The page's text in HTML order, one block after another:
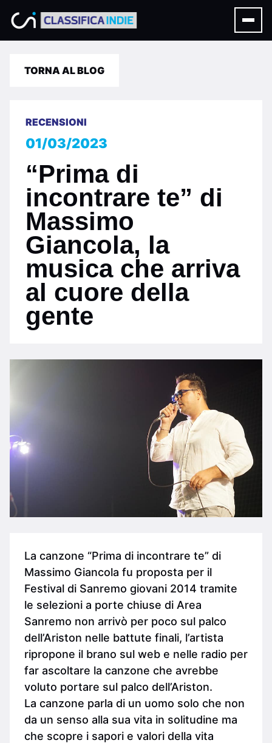
TORNA AL BLOG
RECENSIONI
01/03/2023
“Prima di
incontrare te” di
Massimo
Giancola, la
musica che arriva
al cuore della
gente
La canzone “Prima di incontrare te” di
Massimo Giancola fu proposta per il
Festival di Sanremo giovani 2014 tramite
le selezioni a porte chiuse di Area
Sanremo non arrivò per poco sul palco
dell’Ariston nelle battute finali, l’artista
ripropone il brano sul web e nelle radio per
far ascoltare la canzone che avrebbe
voluto portare sul palco dell’Ariston.
La canzone parla di un uomo solo che non
da un senso alla sua vita in solitudine ma
che scopre i sapori e valori della vita